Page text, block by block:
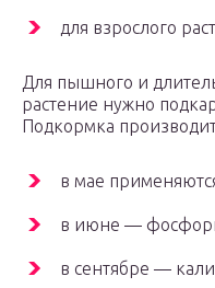
для взрослого
Для пышного и
растение нужно
Подкормка
в мае
в июне —
в сентябре —